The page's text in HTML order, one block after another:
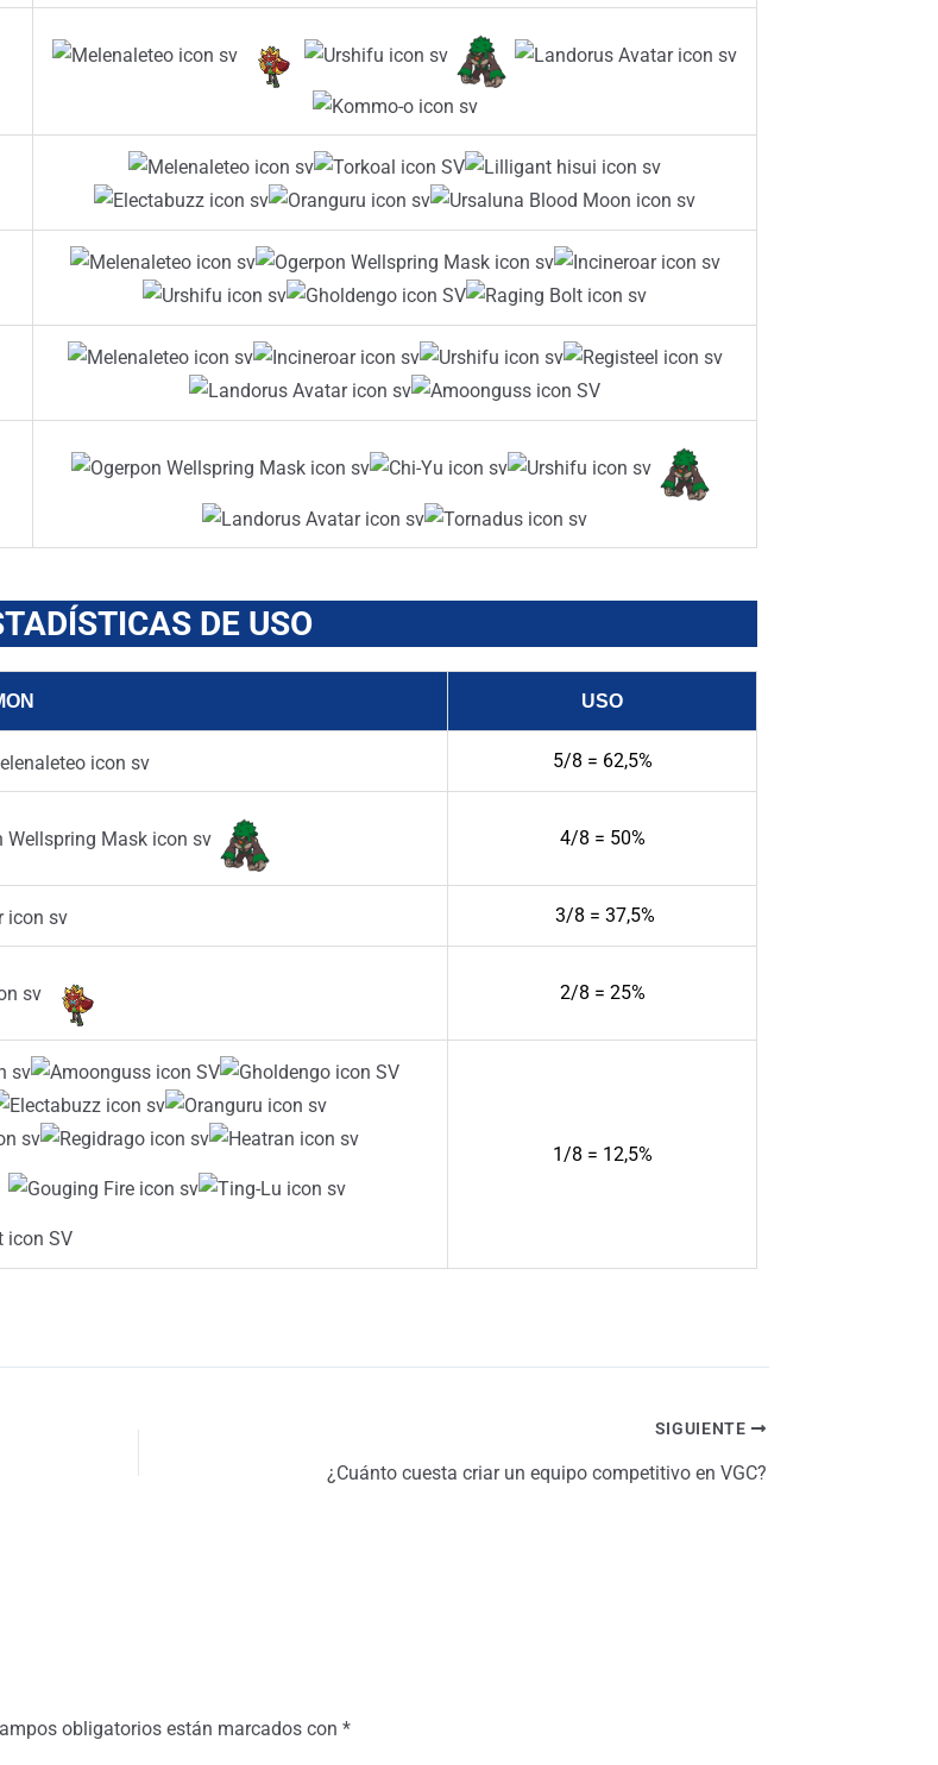
DE USO
USO
5/8 = 62,5%
4/8 = 50%
3/8 = 37,5%
2/8 = 25%
1/8 = 12,5%
SIGUIENTE
¿Cuánto cuesta criar un equipo competitivo en VGC?
obligatorios están marcados con *